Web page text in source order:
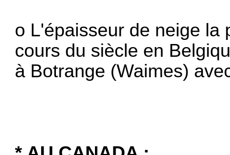
o L'épaisseur de neige la
cours du siècle en
à Botrange (Waimes)